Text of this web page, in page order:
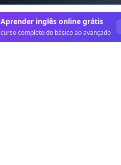
Aprender inglês online grátis
curso completo do básico ao avançado